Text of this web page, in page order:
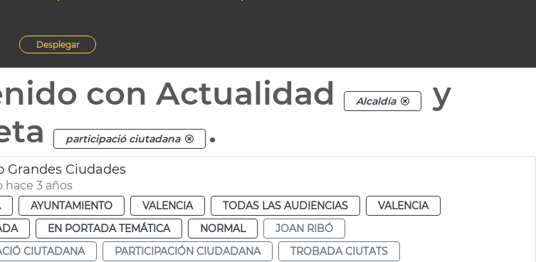
Desplegar
con Actualidad Alcaldía
y
participació ciutadana .
Grandes Ciudades
3 años
AYUNTAMIENTO VALENCIA TODAS LAS AUDIENCIAS
VALENCIA
EN PORTADA TEMÁTICA NORMAL
JOAN RIBÓ
CIUTADANA
PARTICIPACIÓN CIUDADANA
TROBADA CIUTATS